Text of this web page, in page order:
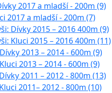
2017 a mladší - 200m (9)
2017 a mladší - 200m (7)
Dívky 2015 – 2016 400m (9)
Kluci 2015 – 2016 400m (11)
2013 – 2014 - 600m (9)
2013 – 2014 - 600m (9)
2011 – 2012 - 800m (13)
2011– 2012 - 800m (10)